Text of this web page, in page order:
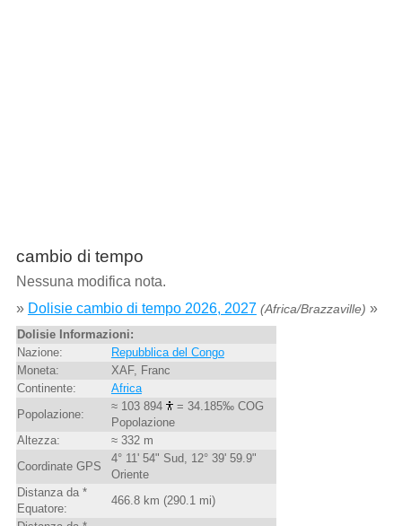
cambio di tempo
Nessuna modifica nota.
» Dolisie cambio di tempo 2026, 2027 (Africa/Brazzaville) »
Dolisie Informazioni:
Nazione:
Repubblica del Congo
Moneta:
XAF, Franc
Continente:
Africa
Popolazione:
≈ 103 894
= 34.185‰ COG
Popolazione
Altezza:
≈ 332 m
Coordinate GPS
4° 11' 54" Sud, 12° 39' 59.9"
Oriente
Distanza da *
Equatore:
466.8 km (290.1 mi)